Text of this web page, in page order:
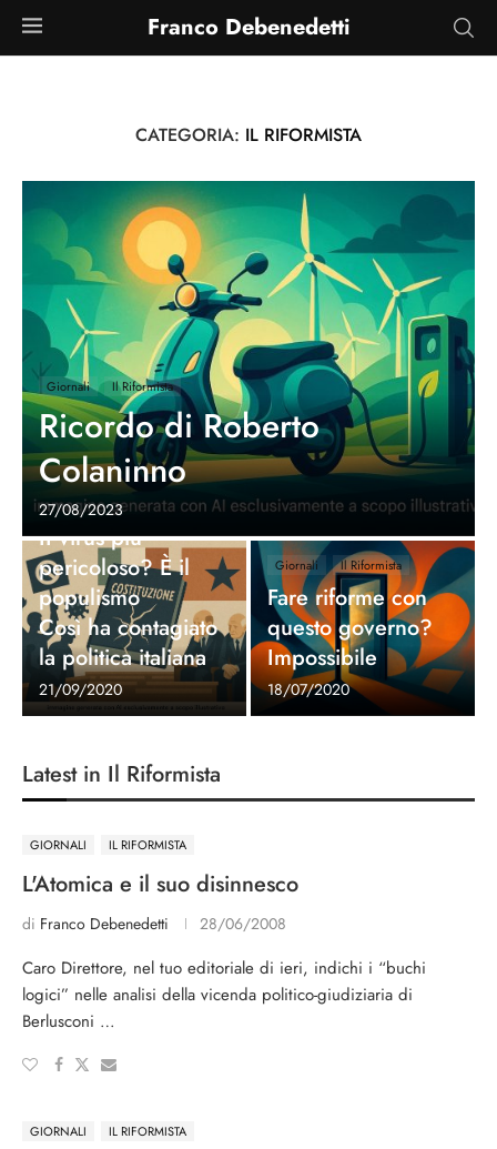
Franco Debenedetti
CATEGORIA: IL RIFORMISTA
Giornali Il Riformista
Ricordo di Roberto
Colaninno
27/08/2023
Giornali Il Riformista
II virus più
pericoloso? È il
populismo
Così ha contagiato
la politica italiana
21/09/2020
Giornali Il Riformista
Fare riforme con
questo governo?
Impossibile
18/07/2020
Latest in Il Riformista
GIORNALI IL RIFORMISTA
L'Atomica e il suo disinnesco
di Franco Debenedetti 28/06/2008
Caro Direttore, nel tuo editoriale di ieri, indichi i “buchi
logici” nelle analisi della vicenda politico-giudiziaria di
Berlusconi …
GIORNALI IL RIFORMISTA